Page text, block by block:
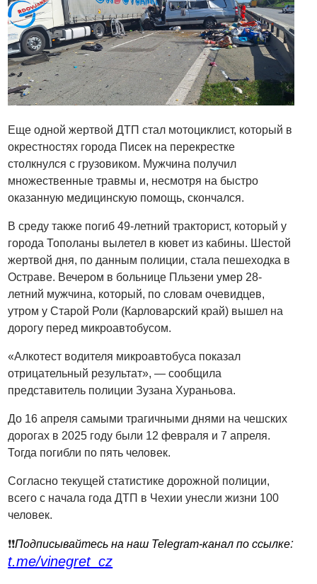
Еще одной жертвой ДТП стал мотоциклист, который в
окрестностях города Писек на перекрестке
столкнулся с грузовиком. Мужчина получил
множественные травмы и, несмотря на быстро
оказанную медицинскую помощь, скончался.
В среду также погиб 49-летний тракторист, который у
города Тополаны вылетел в кювет из кабины. Шестой
жертвой дня, по данным полиции, стала пешеходка в
Остраве. Вечером в больнице Пльзени умер 28-
летний мужчина, который, по словам очевидцев,
утром у Старой Роли (Карловарский край) вышел на
дорогу перед микроавтобусом.
«Алкотест водителя микроавтобуса показал
отрицательный результат», — сообщила
представитель полиции Зузана Хураньова.
До 16 апреля самыми трагичными днями на чешских
дорогах в 2025 году были 12 февраля и 7 апреля.
Тогда погибли по пять человек.
Согласно текущей статистике дорожной полиции,
всего с начала года ДТП в Чехии унесли жизни 100
человек.
❗️❗️Подписывайтесь на наш Telegram-канал по ссылке:
t.me/vinegret_cz